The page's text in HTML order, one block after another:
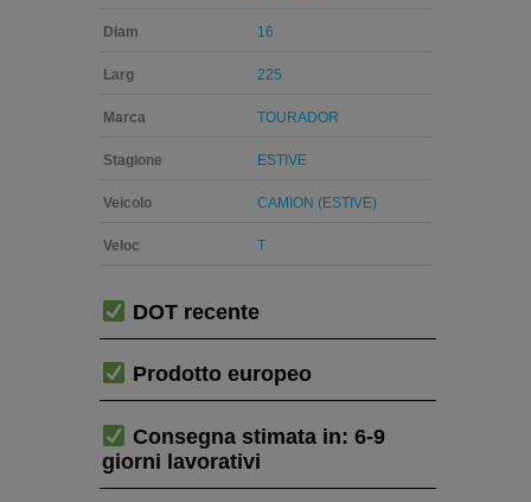
Diam 16
Larg 225
Marca TOURADOR
Stagione ESTIVE
Veicolo CAMION (ESTIVE)
Veloc T
DOT recente
Prodotto europeo
Consegna stimata in: 6-9
giorni lavorativi